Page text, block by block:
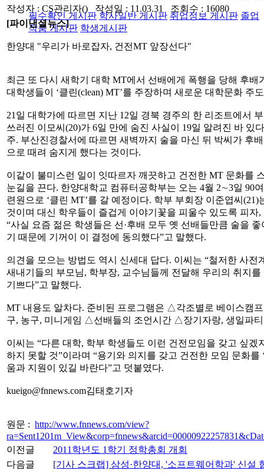
필수확인 게시판 학사일반 게시판 취업정보 게시판 졸업
작품 게시판 학생게시판
작성자 : CS관리자() 작성일 : 11.03.31 조회수 : 16080
[파이낸셜뉴스]
한양대 "우리가 바로잡자, 건전MT 앞장선다"
최근 또 다시 새학기 대학 MT에서 선배에게 폭행을 당해 후
대학생들이 ‘클린(clean) MT’를 주장하며 새로운 대학문화 주
21일 대학가에 따르면 지난 12일 경북 경주의 한 리조트에서
쓰러진 이모씨(20)가 6일 만에 숨진 사실이 19일 알려진 바 있
주. 부산진경찰서에 따르면 새벽까지 술을 마신 뒤 박씨가 후
으로 때려 숨지게 했다는 것이다.
이같이 불미스런 일이 잇따르자 깨끗하고 건전한 MT 문화를
눈길을 끈다. 한양대학교 컴퓨터공학부는 오는 4월 2∼3일 90
련원으로 ‘클린 MT’를 갈 예정이다. 학부 부회장 이준엽씨
것이며 대신 학우들이 즐겁게 이야기꽃을 피울수 있도록 피자
“사실 요즘 젊은 학생들은 선·후배 모두 옛 선배들만큼 술을
기 때문에 기꺼이 이 결정에 동의했다”고 말했다.
의견을 모으는 방법도 역시 신세대 답다. 이씨는 “철저한 사
새내기들의 부모님, 학부장, 교수님들께 전달해 우리의 취지
기쁘다”고 말했다.
MT 내용도 알차다. 준비된 프로그램은 △각조별로 베이스캠
구, 농구, 미니게임 △선배들의 조언시간 △장기자랑, 생일파
이씨는 “다른 대학, 학부 학생들도 이런 건전모임을 갖고 싶
하지 못할 것”이라며 “용기와 의지를 갖고 건전한 모임 문화를
움과 지원이 있길 바란다”고 덧붙였다.
kueigo@fnnews.com김태호기자
원문 : http://www.fnnews.com/view?
이전글
2011학년도 1학기 정학총회 개회
다음글
[기사 스크랩] 삼성·한양대, '소프트웨어학과' 신설